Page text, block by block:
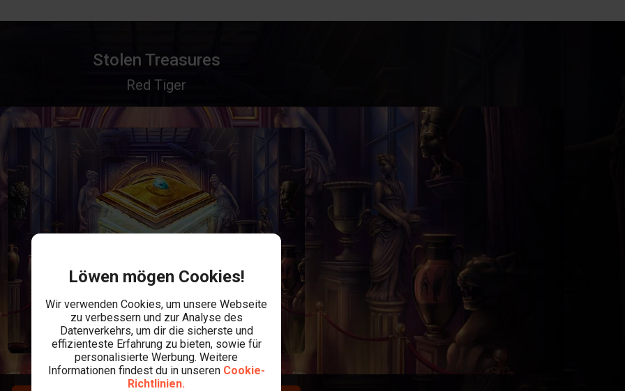
Stolen Treasures
Red Tiger
Löwen mögen Cookies!
Wir verwenden Cookies, um unsere Webseite
zu verbessern und zur Analyse des
Datenverkehrs, um dir die sicherste und
effizienteste Erfahrung zu bieten, sowie für
personalisierte Werbung. Weitere
Informationen findest du in unseren Cookie-
Richtlinien.